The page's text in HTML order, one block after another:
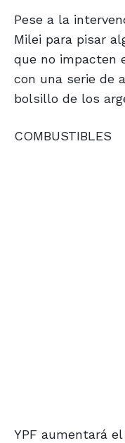
Pese a la
Milei para pisar
que no impacten
con una serie de
bolsillo de los
COMBUSTIBLES
YPF aumentará